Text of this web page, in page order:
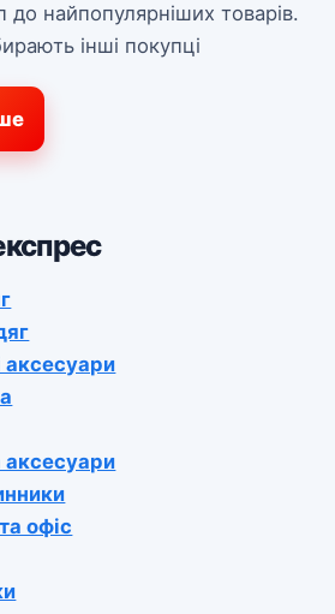
найпопулярніших товарів.
інші покупці
офіс